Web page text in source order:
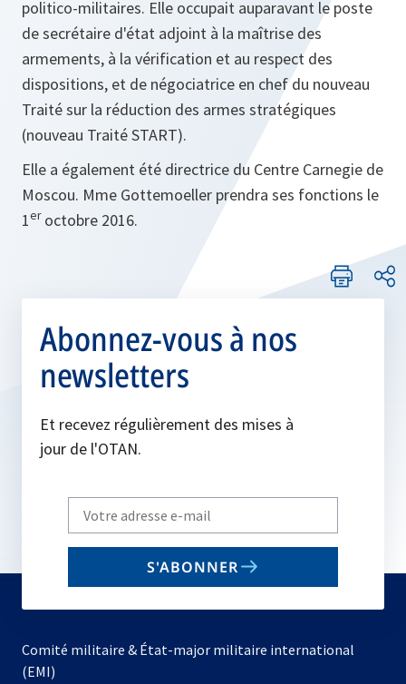
politico-militaires. Elle occupait auparavant le poste
de secrétaire d'état adjoint à la maîtrise des
armements, à la vérification et au respect des
dispositions, et de négociatrice en chef du nouveau
Traité sur la réduction des armes stratégiques
(nouveau Traité START).
Elle a également été directrice du Centre Carnegie de
Moscou. Mme Gottemoeller prendra ses fonctions le
1eroctobre 2016.
Abonnez-vous à nos
newsletters
Et recevez régulièrement des mises à
jour de l'OTAN.
Write
your
email
S'ABONNER
Comité militaire & État-major militaire international
(EMI)